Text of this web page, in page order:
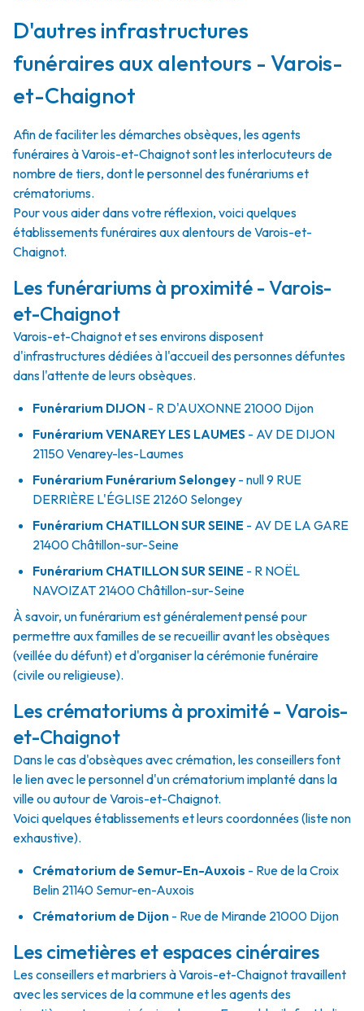
D'autres infrastructures
funéraires aux alentours - Varois-
et-Chaignot
Afin de faciliter les démarches obsèques, les agents
funéraires à Varois-et-Chaignot sont les interlocuteurs de
nombre de tiers, dont le personnel des funérariums et
crématoriums.
Pour vous aider dans votre réflexion, voici quelques
établissements funéraires aux alentours de Varois-et-
Chaignot.
Les funérariums à proximité - Varois-
et-Chaignot
Varois-et-Chaignot et ses environs disposent
d'infrastructures dédiées à l'accueil des personnes défuntes
dans l'attente de leurs obsèques.
Funérarium DIJON - R D'AUXONNE 21000 Dijon
FunérariumVENAREY LES LAUMES - AV DE DIJON
21150Venarey-les-Laumes
Funérarium Funérarium Selongey - null9 RUE
DERRIÈRE L'ÉGLISE 21260 Selongey
Funérarium CHATILLON SUR SEINE - AV DE LA GARE
21400Châtillon-sur-Seine
Funérarium CHATILLON SUR SEINE - R NOËL
NAVOIZAT 21400Châtillon-sur-Seine
À savoir, un funérarium est généralement pensé pour
permettre aux familles de se recueillir avant les obsèques
(veillée du défunt) et d'organiser la cérémonie funéraire
(civile ou religieuse).
Les crématoriums à proximité - Varois-
et-Chaignot
Dans le cas d'obsèques avec crémation, les conseillers font
le lien avec le personnel d'un crématorium implanté dans la
ville ou autour de Varois-et-Chaignot.
Voici quelques établissements et leurs coordonnées (liste non
exhaustive).
Crématorium de Semur-En-Auxois - Rue de la Croix
Belin 21140 Semur-en-Auxois
Crématorium de Dijon - Rue de Mirande 21000 Dijon
Les cimetières et espaces cinéraires
Les conseillers et marbriers à Varois-et-Chaignot travaillent
avec les services de la commune et les agents des